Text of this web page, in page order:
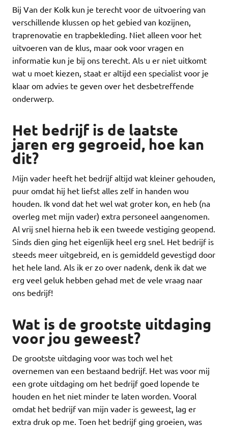
Bij Van der Kolk kun je terecht voor de uitvoering van
verschillende klussen op het gebied van kozijnen,
traprenovatie en trapbekleding. Niet alleen voor het
uitvoeren van de klus, maar ook voor vragen en
informatie kun je bij ons terecht. Als u er niet uitkomt
wat u moet kiezen, staat er altijd een specialist voor je
klaar om advies te geven over het desbetreffende
onderwerp.
Het bedrijf is de laatste
jaren erg gegroeid, hoe kan
dit?
Mijn vader heeft het bedrijf altijd wat kleiner gehouden,
puur omdat hij het liefst alles zelf in handen wou
houden. Ik vond dat het wel wat groter kon, en heb (na
overleg met mijn vader) extra personeel aangenomen.
Al vrij snel hierna heb ik een tweede vestiging geopend.
Sinds dien ging het eigenlijk heel erg snel. Het bedrijf is
steeds meer uitgebreid, en is gemiddeld gevestigd door
het hele land. Als ik er zo over nadenk, denk ik dat we
erg veel geluk hebben gehad met de vele vraag naar
ons bedrijf!
Wat is de grootste uitdaging
voor jou geweest?
De grootste uitdaging voor was toch wel het
overnemen van een bestaand bedrijf. Het was voor mij
een grote uitdaging om het bedrijf goed lopende te
houden en het niet minder te laten worden. Vooral
omdat het bedrijf van mijn vader is geweest, lag er
extra druk op me. Toen het bedrijf ging groeien, was